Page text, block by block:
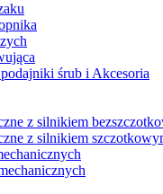
śrub i Akcesoria
z silnikiem
z silnikiem